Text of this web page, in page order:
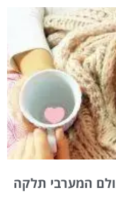
מכל 5 נשים בעולם המערבי תלקה